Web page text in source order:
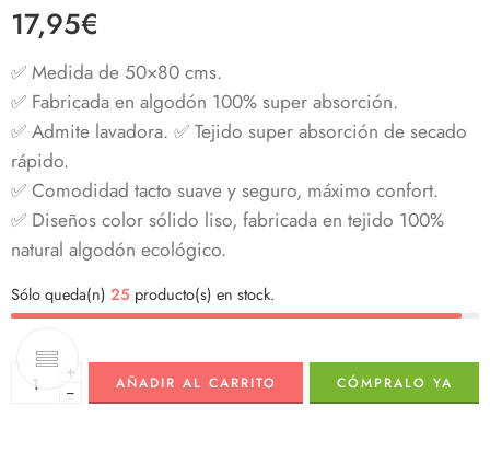
17,95€
✅ Medida de 50×80 cms.
✅ Fabricada en algodón 100% super absorción.
✅ Admite lavadora. ✅ Tejido super absorción de secado
rápido.
✅ Comodidad tacto suave y seguro, máximo confort.
✅ Diseños color sólido liso, fabricada en tejido 100%
natural algodón ecológico.
Sólo queda(n) 25 producto(s) en stock.
+
−
AÑADIR AL CARRITO CÓMPRALO YA